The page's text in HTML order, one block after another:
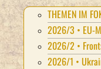
THEMEN IM
2026/3 • EU-
2026/2 •
2026/1 •